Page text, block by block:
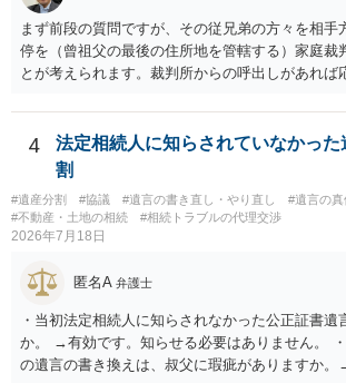
まず前段の質問ですが、その従兄弟の方々を相手
停を（曾祖父の最後の住所地を管轄する）家庭裁
とが考えられます。裁判所からの呼出しがあれば
能と思われます。時間が思った以上にないので必
揃える必要があります。その点是非御注意くださ
4
法定相続人に知らされていなかった
割
#遺産分割 #協議 #遺言の書き直し・やり直し
#遺言の
#不動産・土地の相続
#相続トラブルの代理交渉
2026年7月18日
匿名A 弁護士
・当初法定相続人に知らされなかった公正証書遺
か。 →有効です。知らせる必要はありません。
の遺言の書き換えは、叔父に瑕疵がありますか